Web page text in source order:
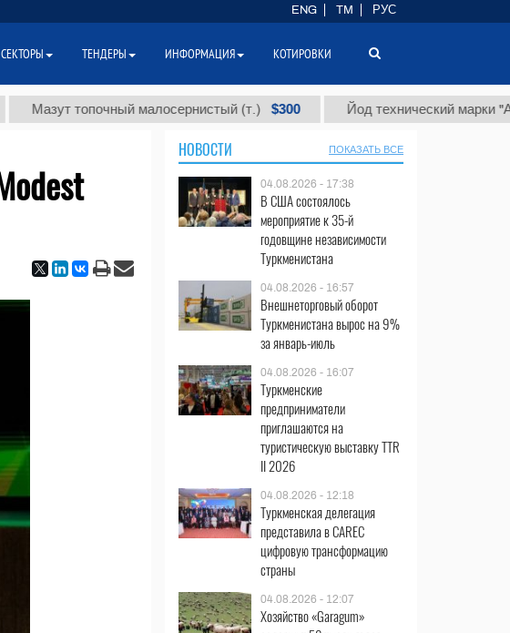
топочный малосернистый (т.) $300 Йод технический марки "А" (т.)
НОВОСТИ ПОКАЗАТЬ ВСЕ
04.08.2026 - 17:38
В США состоялось
мероприятие к 35-й
годовщине независимости
Туркменистана
04.08.2026 - 16:57
Внешнеторговый оборот
Туркменистана вырос на 9%
за январь-июль
04.08.2026 - 16:07
Туркменские
предприниматели
приглашаются на
туристическую выставку TTR
II 2026
04.08.2026 - 12:18
Туркменская делегация
представила в CAREC
цифровую трансформацию
страны
04.08.2026 - 12:07
Хозяйство «Garagum»
ENG TM РУС
СЕКТОРЫ ТЕНДЕРЫ ИНФОРМАЦИЯ КОТИРОВКИ